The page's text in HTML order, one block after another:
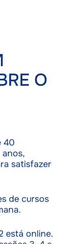
O
40
satisfazer
de cursos
está online.